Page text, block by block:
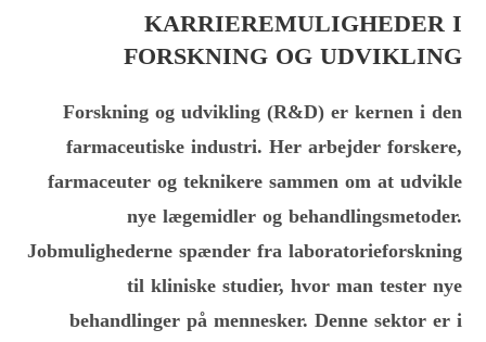
KARRIEREMULIGHEDER I
FORSKNING OG UDVIKLING
Forskning og udvikling (R&D) er kernen i den
farmaceutiske industri. Her arbejder forskere,
farmaceuter og teknikere sammen om at udvikle
nye lægemidler og behandlingsmetoder.
Jobmulighederne spænder fra laboratorieforskning
til kliniske studier, hvor man tester nye
behandlinger på mennesker. Denne sektor er i